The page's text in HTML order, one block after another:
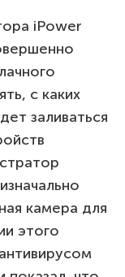
iPower
с каких
заливаться
камера для
этого